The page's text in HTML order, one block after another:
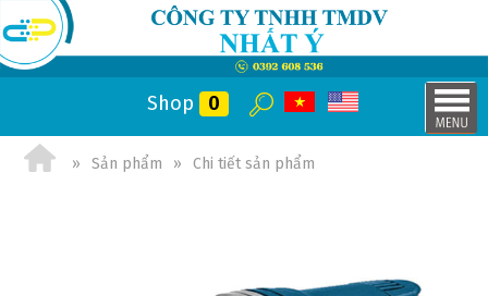
Shop 0
Sản phẩm Chi tiết sản phẩm